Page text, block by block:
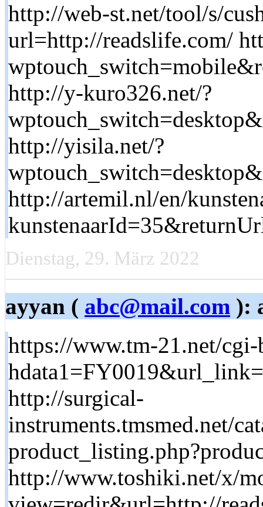
http://web-st.net/tool/s/
url=http://readslife.com/
http://y-kuro326.net/?
http://yisila.net/?
http://artemil.nl/en/
Dienstag, 29. März 2022
ayyan ( abc@mail.com ):
https://www.tm-21.net/
http://surgical-
instruments.tmsmed.net/
http://www.toshiki.net/x/